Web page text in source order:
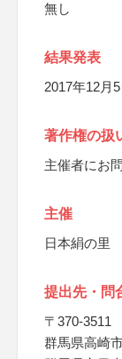
無し
結果発表
2017年12月
著作権の扱
主催者にお
主催
日本絹の里
提出先・問
〒370-3511
群馬県高崎